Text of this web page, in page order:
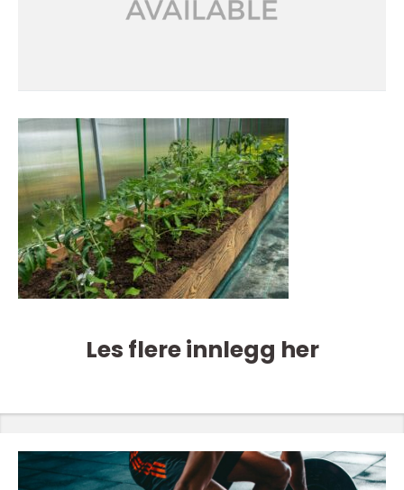
Les flere innlegg her